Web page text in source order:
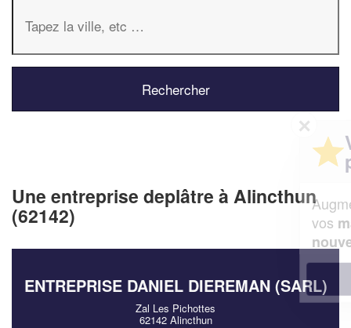
Une entreprise deplâtre à Alincthun
(62142)
ENTREPRISE DANIEL DIEREMAN (SARL)
Zal Les Pichottes
62142 Alincthun
Augmentez votrechiffre d'affaireset
En savoir plus